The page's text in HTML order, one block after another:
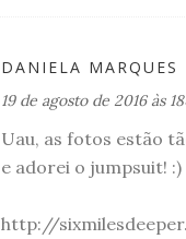
DANIELA MARQUES
19 de agosto de 2016 às
Uau, as fotos estão
e adorei o jumpsuit! :)
http://